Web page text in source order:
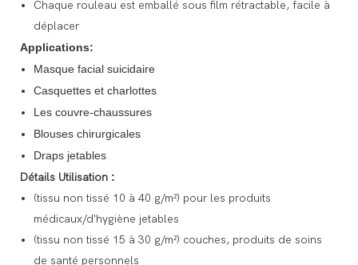
Chaque rouleau est emballé sous film rétractable, facile à
déplacer
Applications:
Masque facial suicidaire
Casquettes et charlottes
Les couvre-chaussures
Blouses chirurgicales
Draps jetables
Détails Utilisation :
(tissu non tissé 10 à 40 g/m²) pour les produits
médicaux/d'hygiène jetables
(tissu non tissé 15 à 30 g/m²) couches, produits de soins
de santé personnels